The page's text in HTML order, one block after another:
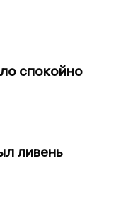
спокойно
ливень